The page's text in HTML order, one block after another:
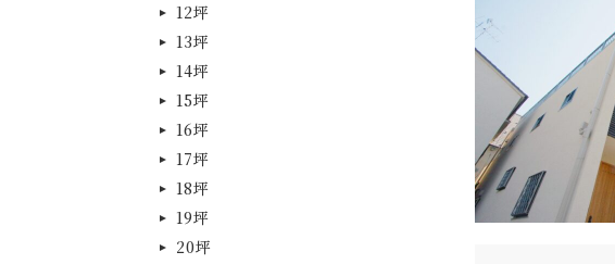
12坪
13坪
14坪
15坪
16坪
17坪
18坪
19坪
20坪